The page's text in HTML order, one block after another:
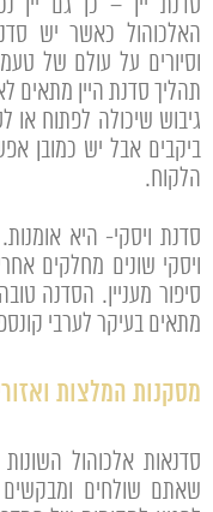
סדנת יין – כן גם יין
האלכוהול כאשר יש
וסיורים על עולם של
תהליך סדנת היין מתאים
גיבוש שיכולה לפתוח או
ביקבים אבל יש כמובן
הלקוח.
סדנת ויסקי- היא
ויסקי שונים מחלקים
סיפור מעניין. הסדנה
מתאים בעיקר לערבי
מסקנות המלצות
סדנאות אלכוהול
שאתם שולחים ומבקשים